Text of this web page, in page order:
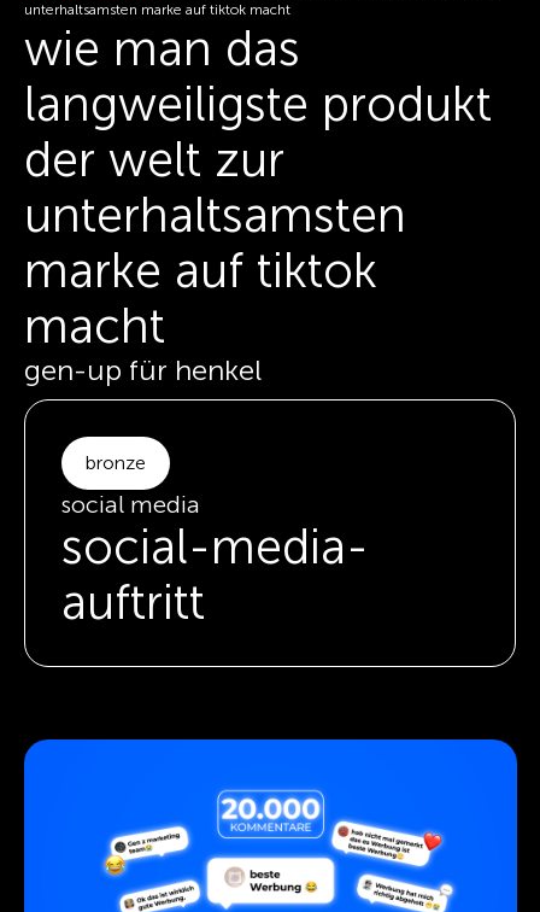
unterhaltsamsten marke auf tiktok macht
wie man das
langweiligste produkt
der welt zur
unterhaltsamsten
marke auf tiktok
macht
gen-up für henkel
bronze
social media
social-media-
auftritt